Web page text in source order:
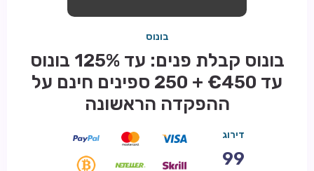
טיפים
בונוס
בונוס קבלת פנים: עד 125% בונוס
עד €450 + 250 ספינים חינם על
ההפקדה הראשונה
דירוג
99